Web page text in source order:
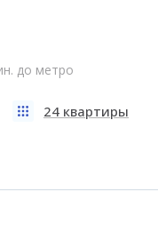
до метро
24 квартиры